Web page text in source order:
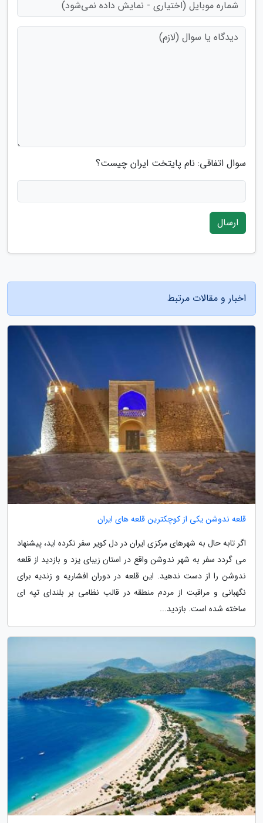
سوال اتفاقی: نام پایتخت ایران چیست؟
ارسال
اخبار و مقالات مرتبط
قلعه ندوشن یکی از کوچکترین قلعه های ایران
اگر تابه حال به شهرهای مرکزی ایران در دل کویر سفر نکرده اید، پیشنهاد
می گردد سفر به شهر ندوشن واقع در استان زیبای یزد و بازدید از قلعه
ندوشن را از دست ندهید. این قلعه در دوران افشاریه و زندیه برای
نگهبانی و مراقبت از مردم منطقه در قالب نظامی بر بلندای تپه ای
ساخته شده است. بازدید...